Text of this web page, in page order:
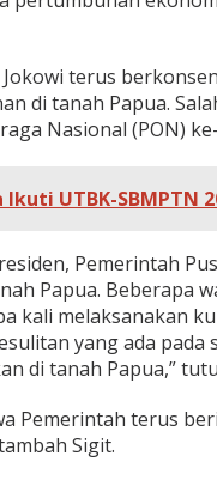
terus
di tanah Papua.
Nasional (PON)
Ikuti UTBK-SBMPTN
Pemerintah
Papua. Beberapa
kali melaksanakan
yang ada pada
di tanah Papua,”
Pemerintah terus
Sigit.